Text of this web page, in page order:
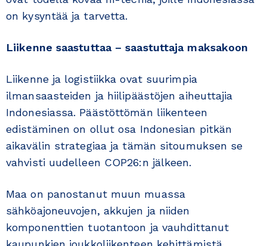
on kysyntää ja tarvetta.
Liikenne saastuttaa – saastuttaja maksakoon
Liikenne ja logistiikka ovat suurimpia
ilmansaasteiden ja hiilipäästöjen aiheuttajia
Indonesiassa. Päästöttömän liikenteen
edistäminen on ollut osa Indonesian pitkän
aikavälin strategiaa ja tämän sitoumuksen se
vahvisti uudelleen COP26:n jälkeen.
Maa on panostanut muun muassa
sähköajoneuvojen, akkujen ja niiden
komponenttien tuotantoon ja vauhdittanut